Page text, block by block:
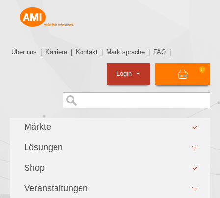
Über uns Karriere Kontakt Marktsprache FAQ
0
Login
Märkte
Lösungen
Shop
Veranstaltungen